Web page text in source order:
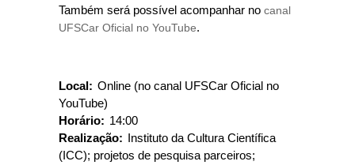
Também será possível acompanhar no canal
UFSCar Oficial no YouTube.
Local: Online (no canal UFSCar Oficial no
YouTube)
Horário: 14:00
Realização: Instituto da Cultura Científica
(ICC); projetos de pesquisa parceiros;